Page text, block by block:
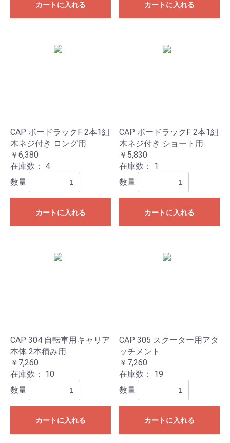
カートに入れる カートに入れる
CAP ボードラックF 2本1組
木ネジ付き ロング用
￥6,380
在庫数： 4
数量
カートに入れる
CAP ボードラックF 2本1組
木ネジ付き ショート用
￥5,830
在庫数： 1
数量
カートに入れる
CAP 304 自転車用キャリア
本体 2本積み用
￥7,260
在庫数： 10
数量
カートに入れる
CAP 305 スクーター用アタ
ッチメント
￥7,260
在庫数： 19
数量
カートに入れる